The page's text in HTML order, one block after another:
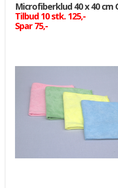
Microfiberklud 40 x 40 cm
Tilbud 10 stk. 125,-
Spar 75,-